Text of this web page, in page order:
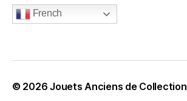
French
© 2026Jouets Anciens de Collection